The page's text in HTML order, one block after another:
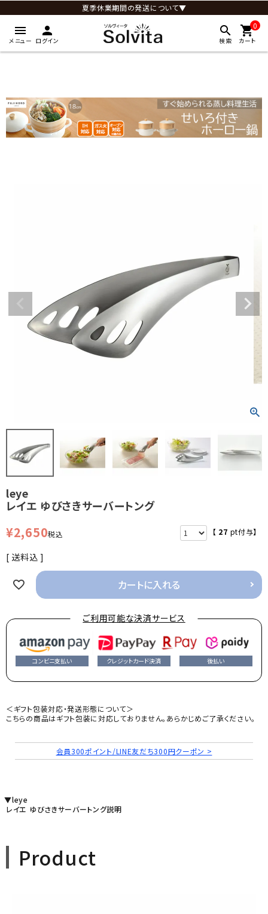
夏季休業期間の発送について▼
menu
メニュー
person
ログイン
search
検索
0
shopping_cart
カート
leye
レイエ ゆびさきサーバートング
¥2,650税込 【 27 pt付与】
送料込
カートに入れる
ご利用可能な決済サービス
コンビニ支払い クレジットカード決済 後払い
＜ギフト包装対応・発送形態について＞
こちらの商品はギフト包装に対応しておりません。あらかじめご了承ください。
会員300ポイント/LINE友だち300円クーポン >
▼leye
レイエ ゆびさきサーバートング説明
Product